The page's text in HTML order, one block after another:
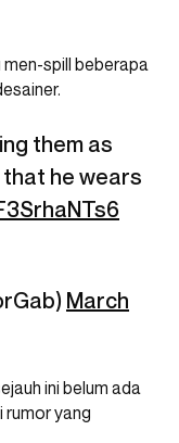
spill beberapa
them as
that he wears
March
ini belum ada
rumor yang